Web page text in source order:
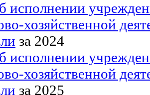
исполнении
хозяйственной
за 2024
исполнении
хозяйственной
за 2025